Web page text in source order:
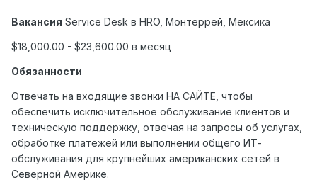
Вакансия Service Desk в HRO , Монтеррей, Мексика
$18,000.00 - $23,600.00 в месяц
Обязанности
Отвечать на входящие звонки НА САЙТЕ, чтобы
обеспечить исключительное обслуживание клиентов и
техническую поддержку, отвечая на запросы об услугах,
обработке платежей или выполнении общего ИТ-
обслуживания для крупнейших американских сетей в
Северной Америке.